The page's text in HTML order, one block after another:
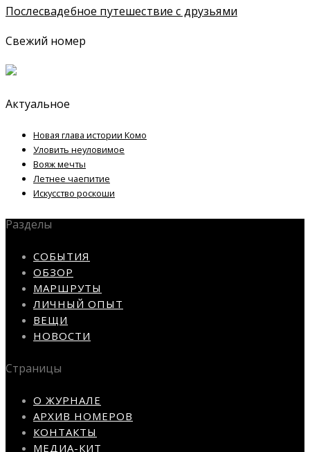
Послесвадебное путешествие с друзьями
Свежий номер
Актуальное
Новая глава истории Комо
Уловить неуловимое
Вояж мечты
Летнее чаепитие
Искусство роскоши
Разделы
СОБЫТИЯ
ОБЗОР
МАРШРУТЫ
ЛИЧНЫЙ ОПЫТ
ВЕЩИ
НОВОСТИ
Страницы
О ЖУРНАЛЕ
АРХИВ НОМЕРОВ
КОНТАКТЫ
МЕДИА-КИТ